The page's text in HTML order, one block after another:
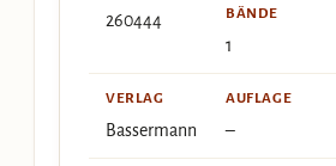
260444
BÄNDE
1
VERLAG
Bassermann
AUFLAGE
–